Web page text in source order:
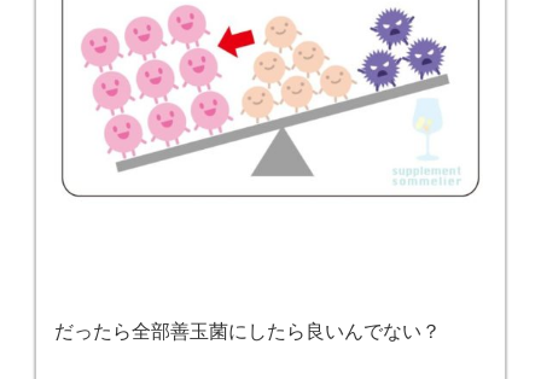
だったら全部善玉菌にしたら良いんでない？